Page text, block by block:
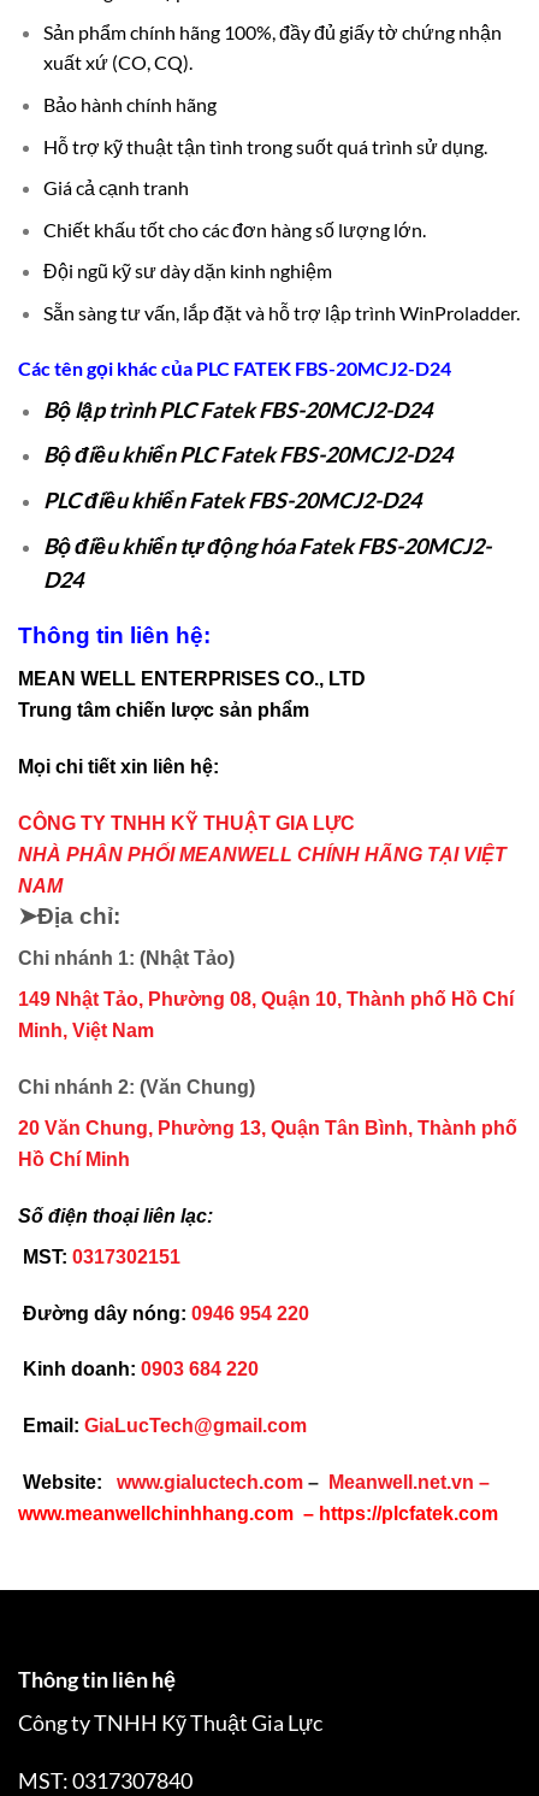
Sản phẩm chính hãng 100%, đầy đủ giấy tờ chứng nhận
xuất xứ (CO, CQ).
Bảo hành chính hãng
Hỗ trợ kỹ thuật tận tình trong suốt quá trình sử dụng.
Giá cả cạnh tranh
Chiết khấu tốt cho các đơn hàng số lượng lớn.
Đội ngũ kỹ sư dày dặn kinh nghiệm
Sẵn sàng tư vấn, lắp đặt và hỗ trợ lập trình WinProladder.
Các tên gọi khác của PLC FATEK FBS-20MCJ2-D24
Bộ lập trình PLC Fatek FBS-20MCJ2-D24
Bộ điều khiển PLC Fatek FBS-20MCJ2-D24
PLC điều khiển Fatek FBS-20MCJ2-D24
Bộ điều khiển tự động hóa Fatek FBS-20MCJ2-
D24
Thông tin liên hệ:
MEAN WELL ENTERPRISES CO., LTD
Trung tâm chiến lược sản phẩm
Mọi chi tiết xin liên hệ:
CÔNG TY TNHH KỸ THUẬT GIA LỰC
NHÀ PHÂN PHỐI MEANWELL CHÍNH HÃNG TẠI VIỆT
NAM
➤Địa chỉ:
Chi nhánh 1: (Nhật Tảo)
149 Nhật Tảo, Phường 08, Quận 10, Thành phố Hồ Chí
Minh, Việt Nam
Chi nhánh 2: (Văn Chung)
20 Văn Chung, Phường 13, Quận Tân Bình, Thành phố
Hồ Chí Minh
Số điện thoại liên lạc:
MST: 0317302151
Đường dây nóng: 0946 954 220
Kinh doanh: 0903 684 220
Email: GiaLucTech@gmail.com
Website: www.gialuctech.com – Meanwell.net.vn –
www.meanwellchinhhang.com – https://plcfatek.com
Thông tin liên hệ
Công ty TNHH Kỹ Thuật Gia Lực
MST: 0317307840